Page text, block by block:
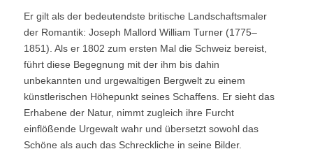
Er gilt als der bedeutendste britische Landschaftsmaler
der Romantik: Joseph Mallord William Turner (1775–
1851). Als er 1802 zum ersten Mal die Schweiz bereist,
führt diese Begegnung mit der ihm bis dahin
unbekannten und urgewaltigen Bergwelt zu einem
künstlerischen Höhepunkt seines Schaffens. Er sieht das
Erhabene der Natur, nimmt zugleich ihre Furcht
einflößende Urgewalt wahr und übersetzt sowohl das
Schöne als auch das Schreckliche in seine Bilder.